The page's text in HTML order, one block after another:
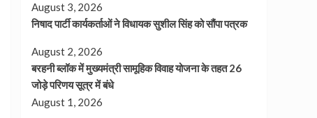
August 3, 2026
निषाद पार्टी कार्यकर्ताओं ने विधायक सुशील सिंह को सौंपा पत्रक
August 2, 2026
बरहनी ब्लॉक में मुख्यमंत्री सामूहिक विवाह योजना के तहत 26
जोड़े परिणय सूत्र में बंधे
August 1, 2026